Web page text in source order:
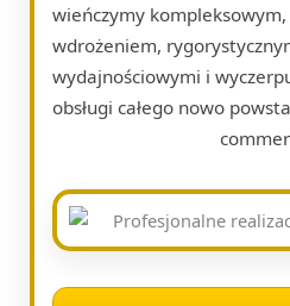
wieńczymy
wdrożeniem,
wydajnościowymi i
obsługi całego nowo